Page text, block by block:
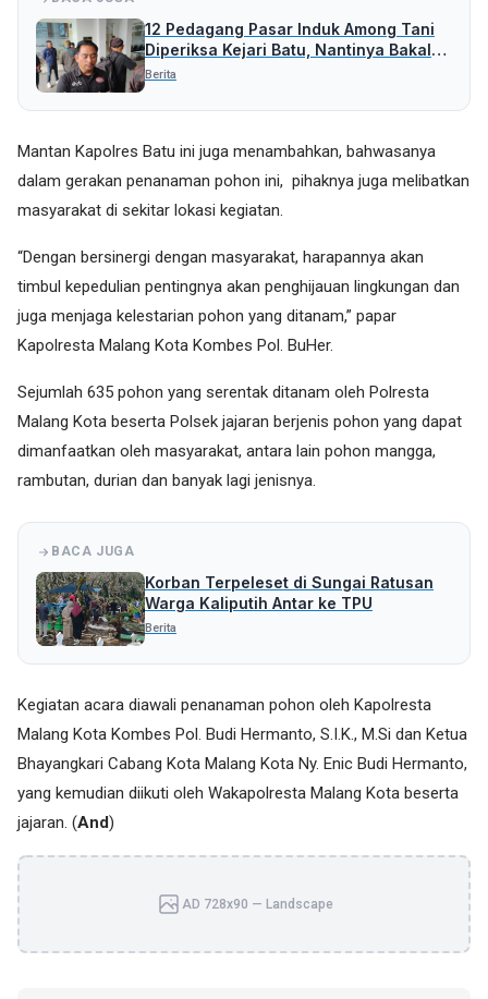
12 Pedagang Pasar Induk Among Tani
Diperiksa Kejari Batu, Nantinya Bakal
Periksa Pihak Lain
Berita
Mantan Kapolres Batu ini juga menambahkan, bahwasanya
dalam gerakan penanaman pohon ini, pihaknya juga melibatkan
masyarakat di sekitar lokasi kegiatan.
“Dengan bersinergi dengan masyarakat, harapannya akan
timbul kepedulian pentingnya akan penghijauan lingkungan dan
juga menjaga kelestarian pohon yang ditanam,” papar
Kapolresta Malang Kota Kombes Pol. BuHer.
Sejumlah 635 pohon yang serentak ditanam oleh Polresta
Malang Kota beserta Polsek jajaran berjenis pohon yang dapat
dimanfaatkan oleh masyarakat, antara lain pohon mangga,
rambutan, durian dan banyak lagi jenisnya.
BACA JUGA
Korban Terpeleset di Sungai Ratusan
Warga Kaliputih Antar ke TPU
Berita
Kegiatan acara diawali penanaman pohon oleh Kapolresta
Malang Kota Kombes Pol. Budi Hermanto, S.I.K., M.Si dan Ketua
Bhayangkari Cabang Kota Malang Kota Ny. Enic Budi Hermanto,
yang kemudian diikuti oleh Wakapolresta Malang Kota beserta
jajaran. (And)
AD 728x90 — Landscape